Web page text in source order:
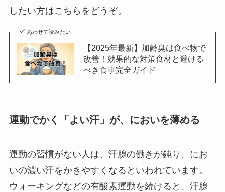
したい方はこちらをどうぞ。
あわせて読みたい
【2025年最新】加齢臭は食べ物で
改善！効果的な対策食材と避ける
べき食事完全ガイド
運動でかく「よい汗」が、においを薄める
運動の習慣がない人は、汗腺の働きが鈍り、にお
いの濃い汗をかきやすくなるといわれています。
ウォーキングなどの有酸素運動を続けると、汗腺